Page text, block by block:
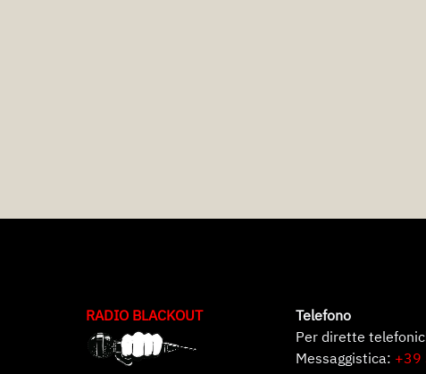
RADIO BLACKOUT
Telefono
Per dirette
Messaggistica: +39